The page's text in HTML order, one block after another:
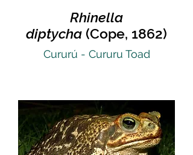
Rhinella
diptycha (Cope, 1862)
Cururú - Cururu Toad